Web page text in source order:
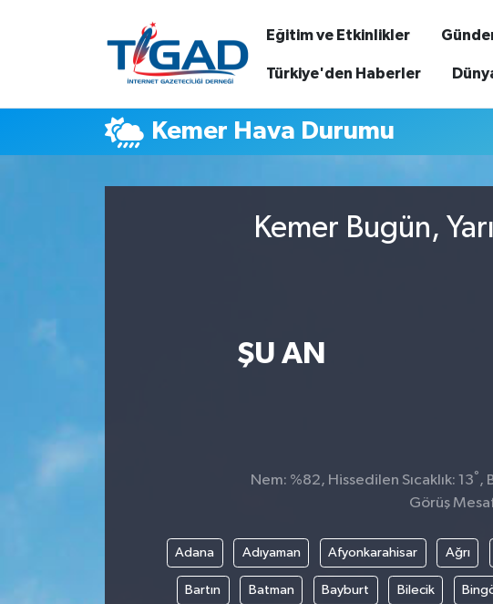
Eğitim ve Etkinlikler
Türkiye'den Haberler
Kemer Hava Durumu
Kemer Bugün,
ŞU AN
Nem: %82, Hissedilen Sıcaklık: 13° ,
Görüş
Adana Adıyaman Afyonkarahisar Ağrı
Bartın Batman Bayburt Bilecik
Nöbetçi Eczaneler
Hava Durumu